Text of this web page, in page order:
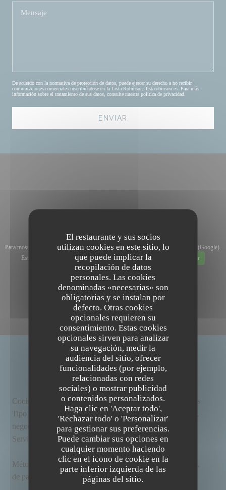
El restaurante y sus socios
utilizan cookies en este sitio, lo
que puede implicar la
recopilación de datos
personales. Las cookies
denominadas «necesarias» son
obligatorias y se instalan por
defecto. Otras cookies
opcionales requieren su
consentimiento. Estas cookies
opcionales sirven para analizar
su navegación, medir la
audiencia del sitio, ofrecer
funcionalidades (por ejemplo,
relacionadas con redes
sociales) o mostrar publicidad
o contenidos personalizados.
Haga clic en 'Aceptar todo',
'Rechazar todo' o 'Personalizar'
para gestionar sus preferencias.
Puede cambiar sus opciones en
cualquier momento haciendo
clic en el icono de cookie en la
parte inferior izquierda de las
páginas del sitio.
De acuerdo con la normativa de protección de datos, puede ejercer su derecho a no recibir
comunicaciones comerciales inscribiéndose en la Lista Robinson: listarobinson.es . Para más
información sobre el tratamiento de sus datos, consulte nuestra política de privacidad
Para mostrar el mapa interactivo de Waze, debe aceptar las cookies de Waze Map (Google).
Estas cookies pueden recopilar datos de navegación y ubicación.
Permitir
INFORMACIÓN GENERAL
Cocina
Local, , Orgánica, Hecho en casa, productos frescos
Tipo de
negocio
BAR RESTAURANT BIO ET FAIT MAISON,
Restaurant Bistronomique, Restaurant Vegano
Servicios
WiFi, Privatización, Climatización, Acceso a
Discapacitados
Métodos
de pago
Pago móvil, Sin contacto, Eurocard/Mastercard,
Efectivo, Visa, Tarjeta de Crédito
The Friendly Kitchen